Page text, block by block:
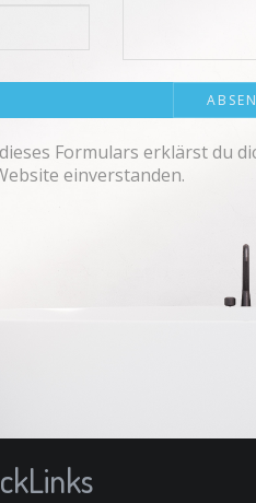
Formulars erklärst du
einverstanden.